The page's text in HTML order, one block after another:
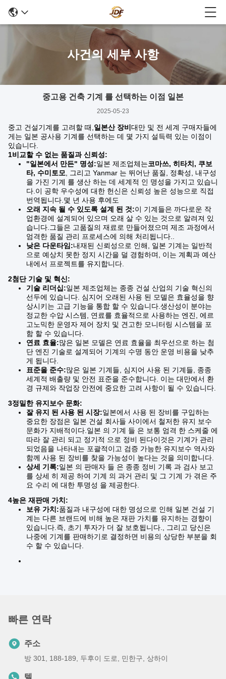
사건의 세부 사항
중고용 건축 기계 를 선택하는 이점 일본
2025-05-23
중고 건설기계를 고려할 때, 일본산 장비 대만 및 전 세계 구매자들에
게는 일본 공사용 기계를 선택하는 데 몇 가지 설득력 있는 이점이
있습니다.
1비교할 수 없는 품질과 신뢰성:
"일본에서 만든" 명성:일본 제조업체는코마쓰, 히타치, 쿠보
타, 수미토모
, 그리고 Yanmar 는 뛰어난 품질, 정확성, 내구성
을 가진 기계 를 생산 하는 데 세계적 인 명성을 가지고 있습니
다.이 공학 우수성에 대한 헌신은 신뢰성 높은 성능으로 직접
번역됩니다.몇 년 사용 후에도
오래 지속 될 수 있도록 설계 된 것:이 기계들은 까다로운 작
업환경에 설계되어 있으며 오래 살 수 있는 것으로 알려져 있
습니다.그들은 고품질의 재료로 만들어졌으며 제조 과정에서
엄격한 품질 관리 프로세스에 의해 처리됩니다..
낮은 다운타임:내재된 신뢰성으로 인해, 일본 기계는 일반적
으로 예상치 못한 정지 시간을 덜 경험하며, 이는 계획과 예산
내에서 프로젝트를 유지합니다.
2첨단 기술 및 혁신:
기술 리더십:일본 제조업체는 종종 건설 산업의 기술 혁신의
선두에 있습니다. 심지어 오래된 사용 된 모델은 효율성을 향
상시키는 고급 기능을 통합 할 수 있습니다.생산성이 분야는
정교한 수압 시스템, 연료를 효율적으로 사용하는 엔진, 에르
고노믹한 운영자 제어 장치 및 견고한 모니터링 시스템을 포
함 할 수 있습니다.
연료 효율:많은 일본 모델은 연료 효율을 최우선으로 하는 첨
단 엔진 기술로 설계되어 기계의 수명 동안 운영 비용을 낮추
게 됩니다.
표준을 준수:많은 일본 기계들, 심지어 사용 된 기계들, 종종
세계적 배출량 및 안전 표준을 준수합니다. 이는 대만에서 환
경 규제와 작업장 안전에 중요한 고려 사항이 될 수 있습니다.
3정밀한 유지보수 문화:
잘 유지 된 사용 된 시장:일본에서 사용 된 장비를 구입하는
중요한 장점은 일본 건설 회사들 사이에서 철저한 유지 보수
문화가 지배적이다.일본 의 기계 들 은 보통 엄격 한 스케줄 에
따라 잘 관리 되고 정기적 으로 정비 된다이것은 기계가 관리
되었음을 나타내는 포괄적이고 검증 가능한 유지보수 역사와
함께 사용 된 장비를 찾을 가능성이 높다는 것을 의미합니다.
상세 기록:일본 의 판매자 들 은 종종 정비 기록 과 검사 보고
를 상세 히 제공 하여 기계 의 과거 관리 및 그 기계 가 겪은 주
요 수리 에 대한 투명성 을 제공한다.
4높은 재판매 가치:
보유 가치:품질과 내구성에 대한 명성으로 인해 일본 건설 기
계는 다른 브랜드에 비해 높은 재판 가치를 유지하는 경향이
있습니다.즉, 초기 투자가 더 잘 보호됩니다., 그리고 당신은
나중에 기계를 판매하기로 결정하면 비용의 상당한 부분을 회
수 할 수 있습니다.
빠른 연락
주소
방 301, 188-189, 두후이 도로, 민한구, 상하이
텔